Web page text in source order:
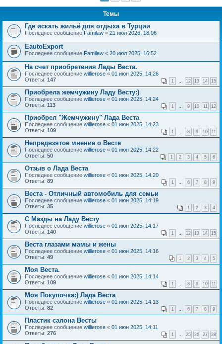
Темы
Где искать жильё для отдыха в Турции
Последнее сообщение Familaw « 21 июл 2026, 18:06
EautoExport
Последнее сообщение Familaw « 20 июл 2025, 16:52
На счет приобретения Лады Веста.
Последнее сообщение willierose « 01 июн 2025, 14:26
Ответы: 147 1 … 12 13 14 15
Приобрела жемчужину Ладу Весту:)
Последнее сообщение willierose « 01 июн 2025, 14:24
Ответы: 113 1 … 9 10 11 12
Приобрел "Жемчужину" Лада Веста
Последнее сообщение willierose « 01 июн 2025, 14:23
Ответы: 109 1 … 8 9 10 11
Непредвзятое мнение о Весте
Последнее сообщение willierose « 01 июн 2025, 14:22
Ответы: 50 1 2 3 4 5 6
Отзыв о Лада Веста
Последнее сообщение willierose « 01 июн 2025, 14:20
Ответы: 89 1 … 6 7 8 9
Веста - Отличный автомобиль для семьи
Последнее сообщение willierose « 01 июн 2025, 14:19
Ответы: 35 1 2 3 4
С Мазды на Ладу Весту
Последнее сообщение willierose « 01 июн 2025, 14:17
Ответы: 140 1 … 12 13 14 15
Веста глазами мамы и жены
Последнее сообщение willierose « 01 июн 2025, 14:16
Ответы: 49 1 2 3 4 5
Моя Веста.
Последнее сообщение willierose « 01 июн 2025, 14:14
Ответы: 109 1 … 8 9 10 11
Моя Покупочка:) Лада Веста
Последнее сообщение willierose « 01 июн 2025, 14:13
Ответы: 82 1 … 6 7 8 9
Пластик салона Весты
Последнее сообщение willierose « 01 июн 2025, 14:11
Ответы: 276 1 … 25 26 27 28